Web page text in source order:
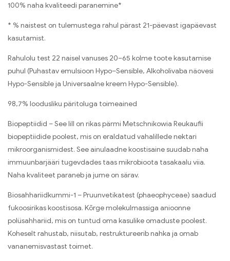
100% naha kvaliteedi paranemine*
* % naistest on tulemustega rahul pärast 21-päevast igapäevast
kasutamist.
Rahulolu test 22 naisel vanuses 20–65 kolme toote kasutamise
puhul (Puhastav emulsioon Hypo–Sensible, Alkoholivaba näovesi
Hypo-Sensible ja Universaalne kreem Hypo-Sensible).
98,7% loodusliku päritoluga toimeained
Biopeptiidid – See lill on rikas pärmi Metschnikowia Reukaufii
biopeptiidide poolest, mis on eraldatud vahalillede nektari
mikroorganismidest. See ainulaadne koostisaine suudab naha
immuunbarjääri tugevdades taas mikrobioota tasakaalu viia.
Naha kvaliteet paraneb ja jume on särav.
Biosahhariidkummi-1 – Pruunvetikatest (phaeophyceae) saadud
fukoosirikas koostisosa. Kõrge molekulmassiga anioonne
polüsahhariid, mis on tuntud oma kasulike omaduste poolest.
Koheselt rahustab, niisutab, restruktureerib nahka ja omab
vananemisvastast toimet.